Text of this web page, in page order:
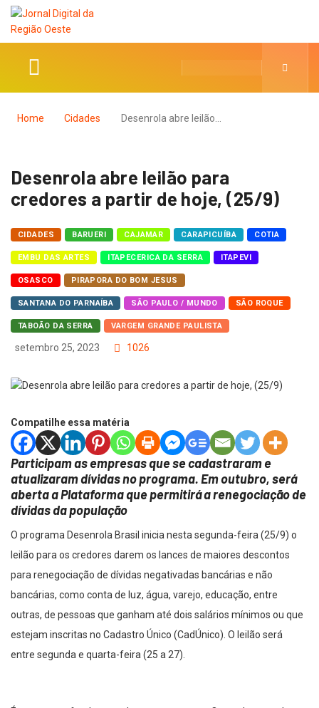
Home Cidades Desenrola abre leilão…
Desenrola abre leilão para
credores a partir de hoje, (25/9)
CIDADES BARUERI CAJAMAR CARAPICUÍBA COTIA
EMBU DAS ARTES ITAPECERICA DA SERRA ITAPEVI
OSASCO PIRAPORA DO BOM JESUS
SANTANA DO PARNAÍBA SÃO PAULO / MUNDO SÃO ROQUE
TABOÃO DA SERRA VARGEM GRANDE PAULISTA
setembro 25, 2023 1026
Compatilhe essa matéria
Participam as empresas que se cadastraram e
atualizaram dívidas no programa. Em outubro, será
aberta a Plataforma que permitirá a renegociação de
dívidas da população
O programa Desenrola Brasil inicia nesta segunda-feira (25/9) o
leilão para os credores darem os lances de maiores descontos
para renegociação de dívidas negativadas bancárias e não
bancárias, como conta de luz, água, varejo, educação, entre
outras, de pessoas que ganham até dois salários mínimos ou que
estejam inscritas no Cadastro Único (CadÚnico). O leilão será
entre segunda e quarta-feira (25 a 27).